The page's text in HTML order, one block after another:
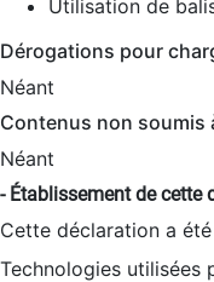
Utilisation de
Dérogations pour
Néant
Contenus non soumis
Néant
- Établissement de cette
Cette déclaration a
Technologies utilisées